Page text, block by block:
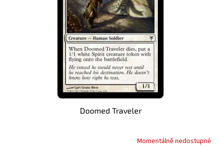
Doomed Traveler
Momentálně nedostupné